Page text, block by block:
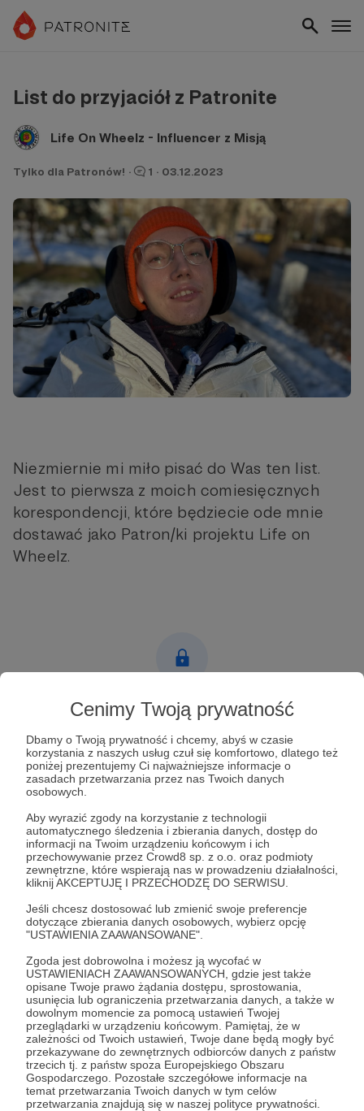
Cenimy Twoją prywatność
Dbamy o Twoją prywatność i chcemy, abyś w czasie
korzystania z naszych usług czuł się komfortowo, dlatego też
poniżej prezentujemy Ci najważniejsze informacje o
zasadach przetwarzania przez nas Twoich danych
osobowych.
Aby wyrazić zgody na korzystanie z technologii
automatycznego śledzenia i zbierania danych, dostęp do
informacji na Twoim urządzeniu końcowym i ich
przechowywanie przez Crowd8 sp. z o.o. oraz podmioty
zewnętrzne, które wspierają nas w prowadzeniu działalności,
kliknij AKCEPTUJĘ I PRZECHODZĘ DO SERWISU.
Jeśli chcesz dostosować lub zmienić swoje preferencje
dotyczące zbierania danych osobowych, wybierz opcję
"USTAWIENIA ZAAWANSOWANE".
Zgoda jest dobrowolna i możesz ją wycofać w
USTAWIENIACH ZAAWANSOWANYCH, gdzie jest także
opisane Twoje prawo żądania dostępu, sprostowania,
usunięcia lub ograniczenia przetwarzania danych, a także w
dowolnym momencie za pomocą ustawień Twojej
przeglądarki w urządzeniu końcowym. Pamiętaj, że w
zależności od Twoich ustawień, Twoje dane będą mogły być
przekazywane do zewnętrznych odbiorców danych z państw
trzecich tj. z państw spoza Europejskiego Obszaru
Gospodarczego. Pozostałe szczegółowe informacje na
temat przetwarzania Twoich danych w tym celów
przetwarzania znajdują się w naszej polityce prywatności.
List do przyjaciół z Patronite
Life On Wheelz - Influencer z Misją
Tylko dla Patronów! · 1 · 03.12.2023
Niezmiernie mi miło pisać do Was ten list.
Jest to pierwsza z moich comiesięcznych
korespondencji, które będziecie ode mnie
dostawać jako Patron/ki projektu Life on
Wheelz.
Post dostępny tylko dla Patronów
Aby zobaczyć ten materiał musisz być zalogowany
Zostań Patronem
Zaloguj się
newsletter
Udostępnij
Life On Wheelz - Influencer z Misją
Zobacz profil autora